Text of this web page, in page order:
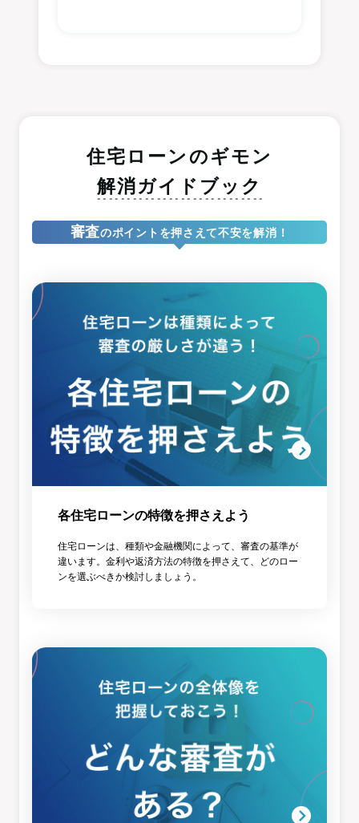
住宅ローンのギモン
解消ガイドブック
審査のポイントを押さえて不安を解消！
各住宅ローンの特徴を押さえよう
住宅ローンは、種類や金融機関によって、審査の基準が
違います。金利や返済方法の特徴を押さえて、どのロー
ンを選ぶべきか検討しましょう。